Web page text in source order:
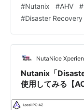
回の環境 2. VPC／
リカバリプランの作
の環境 AOS:
#Nutanix #AHV #
#Disaster Recovery
NutaNice
Nutanix「
使用してみる【